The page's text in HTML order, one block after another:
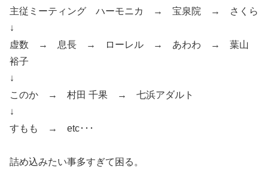
主従ミーティング ハーモニカ → 宝泉院 → さくら
↓
虚数 → 息長 → ローレル → あわわ → 葉山
裕子
↓
このか → 村田 千果 → 七浜アダルト
↓
すもも → etc･･･
詰め込みたい事多すぎて困る。